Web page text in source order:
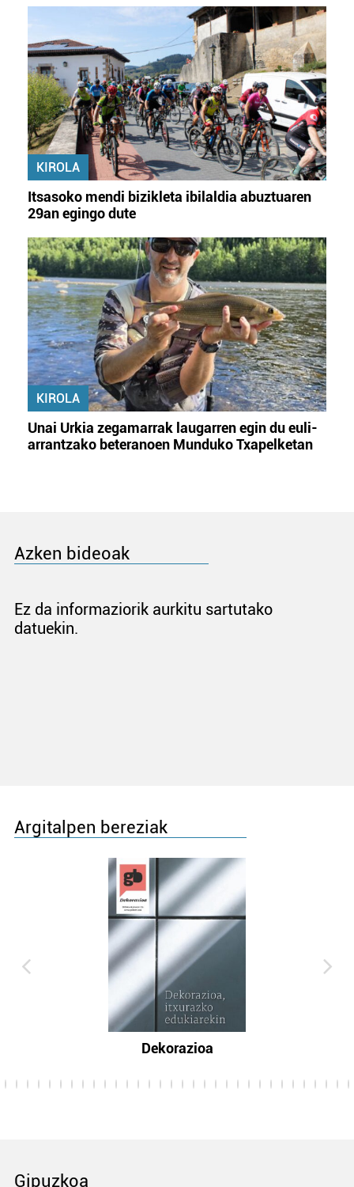
KIROLA
Itsasoko mendi bizikleta ibilaldia abuztuaren
29an egingo dute
KIROLA
Unai Urkia zegamarrak laugarren egin du euli-
arrantzako beteranoen Munduko Txapelketan
Azken bideoak
Ez da informaziorik aurkitu sartutako
datuekin.
Argitalpen bereziak
Dekorazioa
Gipuzkoa